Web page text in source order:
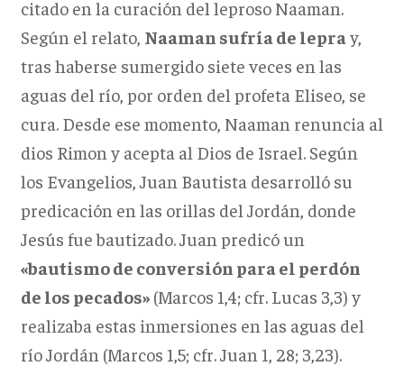
citado en la curación del leproso Naaman.
Según el relato, Naaman sufría de lepray,
tras haberse sumergido siete veces en las
aguas del río, por orden del profeta Eliseo, se
cura. Desde ese momento, Naaman renuncia al
dios Rimon y acepta al Dios de Israel. Según
los Evangelios, Juan Bautista desarrolló su
predicación en las orillas del Jordán, donde
Jesús fue bautizado. Juan predicó un
«bautismo de conversión para el perdón
de los pecados»(Marcos 1,4; cfr. Lucas 3,3) y
realizaba estas inmersiones en las aguas del
río Jordán (Marcos 1,5; cfr. Juan 1, 28; 3,23).